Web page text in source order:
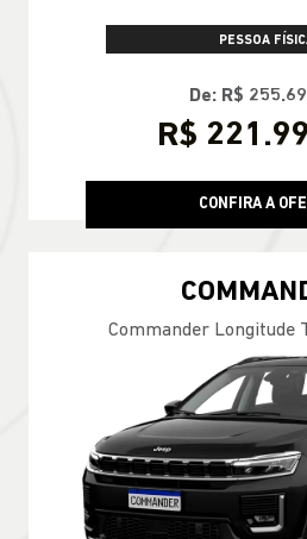
PESSOA
De: R$
R$
CONFIRA A
Commander Longitude